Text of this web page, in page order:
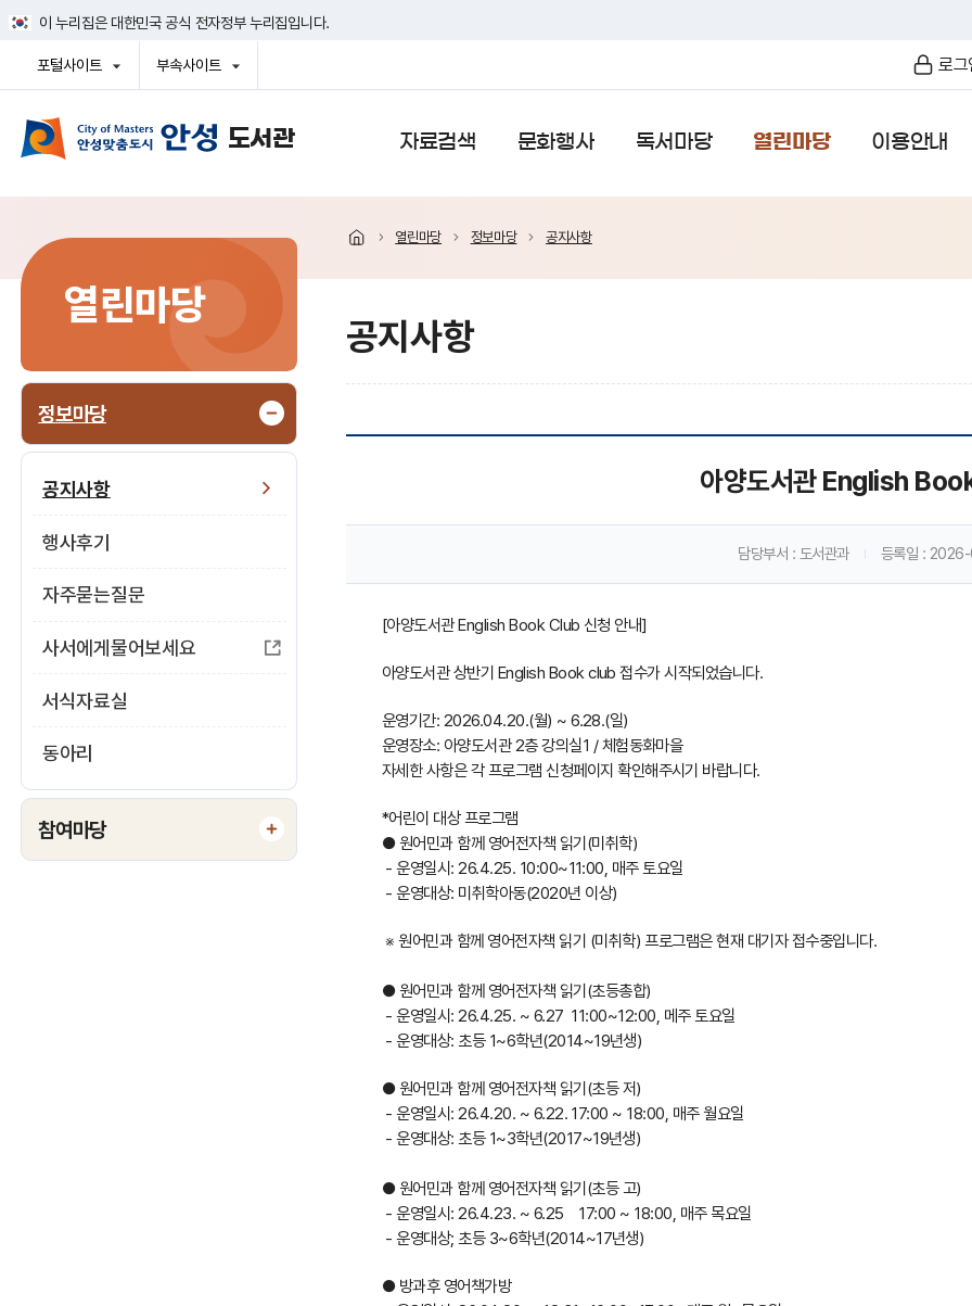
너
메
이 누리집은 대한민국 공식 전자정부 누리집입니다.
포털사이트
부속사이트
로그
자료검색 문화행사 독서마당 열린마당 이용안내
사이트맵
열린마당
정보마당
공지사항
행사후기
자주묻는질문
사서에게물어보세요
서식자료실
동아리
참여마당
열린마당 정보마당 공지사항
공지사항
사
아양도서관 English
담당부서 : 도서관과 등록일 :
[아양도서관 English Book Club 신청 안내]
아양도서관 상반기 English Book club 접수가 시작되었습니다.
운영기간: 2026.04.20.(월) ~ 6.28.(일)
운영장소: 아양도서관 2층 강의실1 / 체험동화마을
자세한 사항은 각 프로그램 신청페이지 확인해주시기 바랍니다.
*어린이 대상 프로그램
● 원어민과 함께 영어전자책 읽기(미취학)
- 운영일시: 26.4.25. 10:00~11:00, 매주 토요일
- 운영대상: 미취학아동(2020년 이상)
※ 원어민과 함께 영어전자책 읽기 (미취학) 프로그램은 현재 대기자 접수중입니다.
● 원어민과 함께 영어전자책 읽기(초등총합)
- 운영일시: 26.4.25. ~ 6.27 11:00~12:00, 메주 토요일
- 운영대상: 초등 1~6학년(2014~19년생)
● 원어민과 함께 영어전자책 읽기(초등 저)
- 운영일시: 26.4.20. ~ 6.22. 17:00 ~ 18:00, 매주 월요일
- 운영대상: 초등 1~3학년(2017~19년생)
● 원어민과 함께 영어전자책 읽기(초등 고)
- 운영일시: 26.4.23. ~ 6.25 17:00 ~ 18:00, 매주 목요일
- 운영대상; 초등 3~6학년(2014~17년생)
● 방과후 영어책가방